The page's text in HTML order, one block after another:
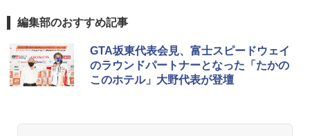
編集部のおすすめ記事
GTA坂東代表会見、富士スピードウェイ
のラウンドパートナーとなった「たかの
このホテル」大野代表が登壇